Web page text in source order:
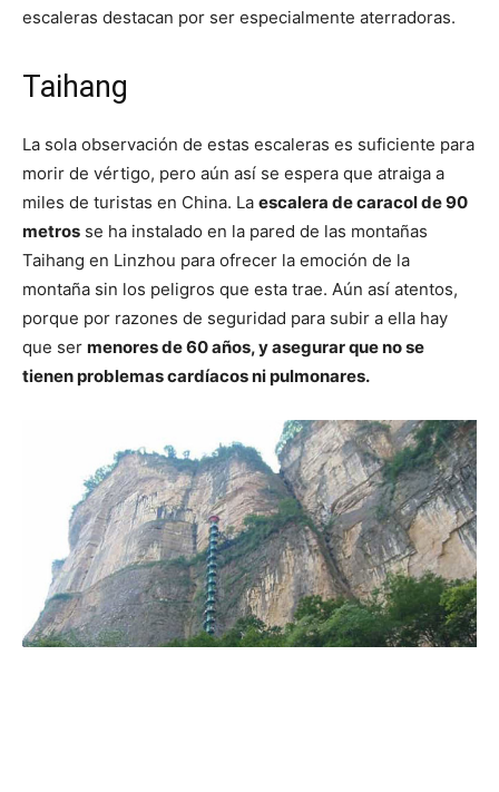
escaleras destacan por ser especialmente aterradoras.
Taihang
La sola observación de estas escaleras es suficiente para
morir de vértigo, pero aún así se espera que atraiga a
miles de turistas en China. La escalera de caracol de 90
metros se ha instalado en la pared de las montañas
Taihang en Linzhou para ofrecer la emoción de la
montaña sin los peligros que esta trae. Aún así atentos,
porque por razones de seguridad para subir a ella hay
que ser menores de 60 años, y asegurar que no se
tienen problemas cardíacos ni pulmonares.